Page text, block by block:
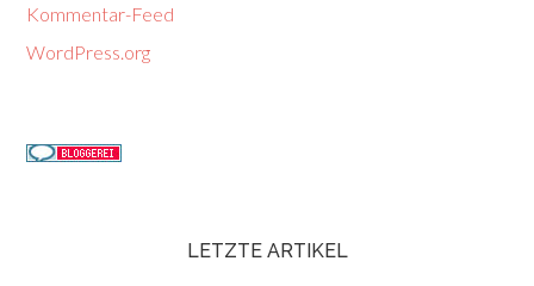
Kommentar-Feed
WordPress.org
LETZTE ARTIKEL